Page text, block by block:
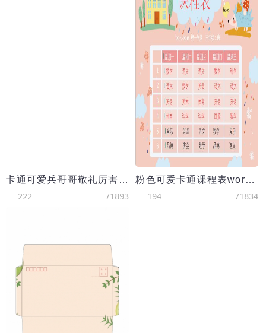
卡通可爱兵哥哥敬礼厉害了我的国小报
222 71893
粉色可爱卡通课程表word小报手抄报模板
194 71834